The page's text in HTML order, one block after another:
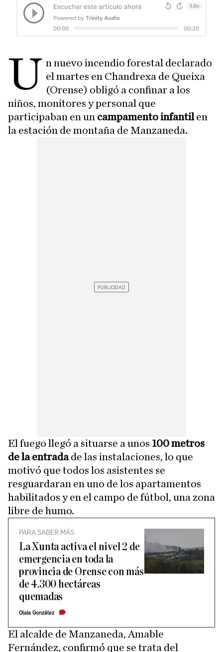
U n nuevo incendio forestal declarado
el martes en Chandrexa de Queixa
(Orense) obligó a confinar a los
niños, monitores y personal que
participaban en un campamento infantilen
la estación de montaña de Manzaneda.
El fuego llegó a situarse a unos 100 metros
de la entradade las instalaciones, lo que
motivó que todos los asistentes se
resguardaran en uno de los apartamentos
habilitados y en el campo de fútbol, una zona
libre de humo.
PARA SABER MÁS
La Xunta activa el nivel 2 de
emergencia en toda la
provincia de Orense con más
de 4.300 hectáreas
quemadas
Olaia González
El alcalde de Manzaneda, Amable
Fernández, confirmó que se trata del